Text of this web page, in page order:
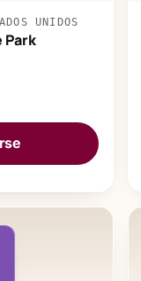
UNIDOS